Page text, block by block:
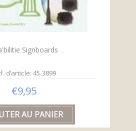
Signboards
d’article: 45.3899
€9,95